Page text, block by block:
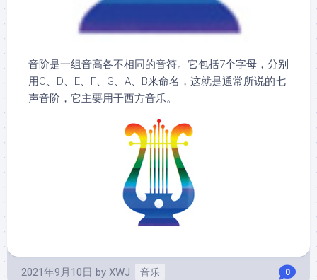
音阶是一组音高各不相同的音符。它包括7个字母，分别
用C、D、E、F、G、A、B来命名，这就是通常所说的七
声音阶，它主要用于西方音乐。
2021年9月10日 by XWJ 音乐 0